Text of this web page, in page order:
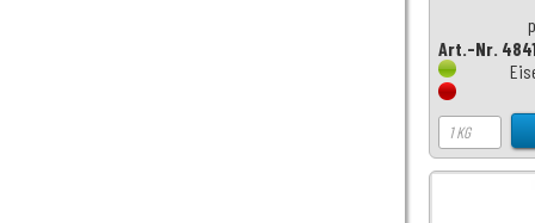
Art.-Nr.